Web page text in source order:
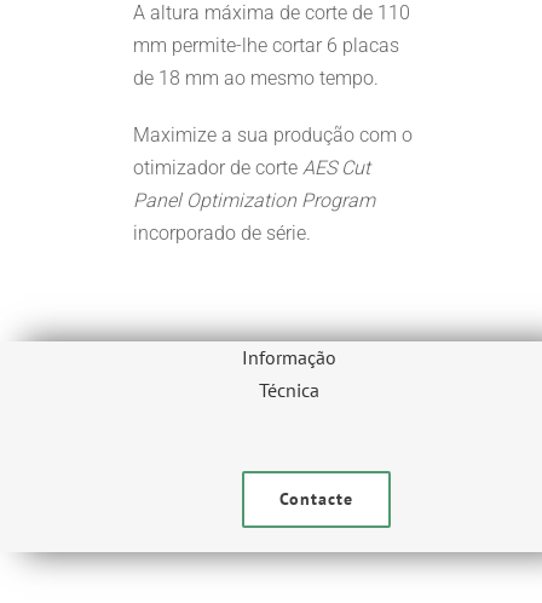
A altura máxima de corte de 110
mm permite-lhe cortar 6 placas
de 18 mm ao mesmo tempo.
Maximize a sua produção com o
otimizador de corte AES Cut
Panel Optimization Program
incorporado de série.
Informação
Técnica
Contacte